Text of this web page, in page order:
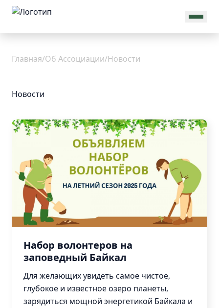
Об
Общая
информация
Присоединиться
Новости
Команда
Проекты
Реквизиты
Документы
Лучшие
практики
Охрана
Работа
Главная/Об Ассоциации/Новости
Новости
Набор волонтеров на
заповедный Байкал
Для желающих увидеть самое чистое,
глубокое и известное озеро планеты,
зарядиться мощной энергетикой Байкала и